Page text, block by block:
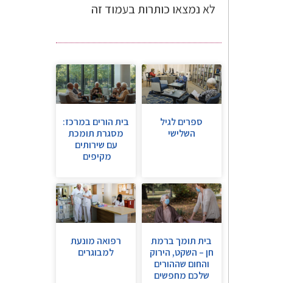
לא נמצאו כותרות בעמוד זה
ספרים לגיל
השלישי
בית הורים במרכז:
מסגרת תומכת
עם שירותים
מקיפים
בית תומך ברמת
חן – השקט, הירוק
והחום שההורים
שלכם מחפשים
רפואה מונעת
למבוגרים